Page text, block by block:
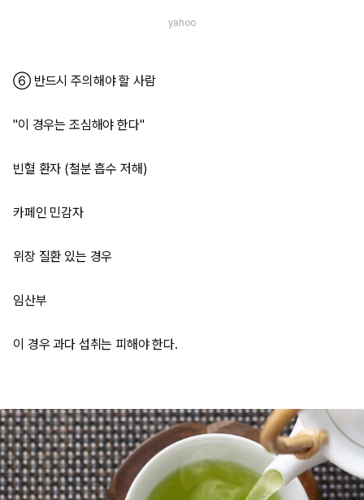
yahoo
⑥ 반드시 주의해야 할 사람
"이 경우는 조심해야 한다"
빈혈 환자 (철분 흡수 저해)
카페인 민감자
위장 질환 있는 경우
임산부
이 경우 과다 섭취는 피해야 한다.